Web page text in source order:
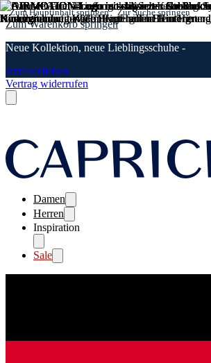
Zum Hauptinhalt springen Zur Suche springen
Zum Warenkorb springen
Neue Kollektion, neue Lieblingsschuhe -
Jetzt verlieben
Vertrag widerrufen
Damen
Herren
Inspiration
Sale